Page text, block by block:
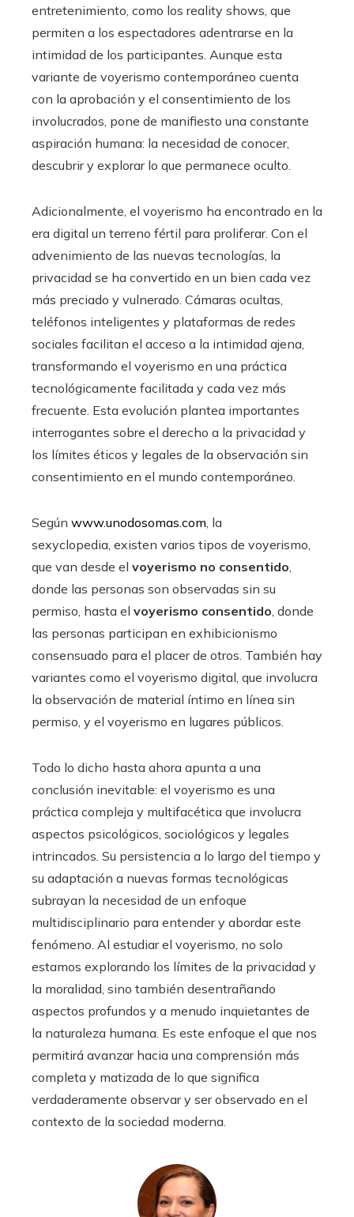
entretenimiento, como los reality shows, que
permiten a los espectadores adentrarse en la
intimidad de los participantes. Aunque esta
variante de voyerismo contemporáneo cuenta
con la aprobación y el consentimiento de los
involucrados, pone de manifiesto una constante
aspiración humana: la necesidad de conocer,
descubrir y explorar lo que permanece oculto.
Adicionalmente, el voyerismo ha encontrado en la
era digital un terreno fértil para proliferar. Con el
advenimiento de las nuevas tecnologías, la
privacidad se ha convertido en un bien cada vez
más preciado y vulnerado. Cámaras ocultas,
teléfonos inteligentes y plataformas de redes
sociales facilitan el acceso a la intimidad ajena,
transformando el voyerismo en una práctica
tecnológicamente facilitada y cada vez más
frecuente. Esta evolución plantea importantes
interrogantes sobre el derecho a la privacidad y
los límites éticos y legales de la observación sin
consentimiento en el mundo contemporáneo.
Según www.unodosomas.com , la
sexyclopedia, existen varios tipos de voyerismo,
que van desde el voyerismo no consentido
donde las personas son observadas sin su
permiso, hasta el voyerismo consentido , donde
las personas participan en exhibicionismo
consensuado para el placer de otros. También hay
variantes como el voyerismo digital, que involucra
la observación de material íntimo en línea sin
permiso, y el voyerismo en lugares públicos.
Todo lo dicho hasta ahora apunta a una
conclusión inevitable: el voyerismo es una
práctica compleja y multifacética que involucra
aspectos psicológicos, sociológicos y legales
intrincados. Su persistencia a lo largo del tiempo y
su adaptación a nuevas formas tecnológicas
subrayan la necesidad de un enfoque
multidisciplinario para entender y abordar este
fenómeno. Al estudiar el voyerismo, no solo
estamos explorando los límites de la privacidad y
la moralidad, sino también desentrañando
aspectos profundos y a menudo inquietantes de
la naturaleza humana. Es este enfoque el que nos
permitirá avanzar hacia una comprensión más
completa y matizada de lo que significa
verdaderamente observar y ser observado en el
contexto de la sociedad moderna.